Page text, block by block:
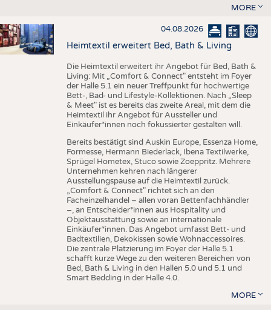
MORE
04.08.2026
Heimtextil erweitert Bed, Bath & Living
Die Heimtextil erweitert ihr Angebot für Bed, Bath &
Living: Mit „Comfort & Connect" entsteht im Foyer
der Halle 5.1 ein neuer Treffpunkt für hochwertige
Bett-, Bad- und Lifestyle-Kollektionen. Nach „Sleep
& Meet" ist es bereits das zweite Areal, mit dem die
Heimtextil ihr Angebot für Aussteller und
Einkäufer*innen noch fokussierter gestalten will.
Bereits bestätigt sind Auskin Europe, Essenza Home,
Formesse, Hermann Biederlack, Ibena Textilwerke,
Sprügel Hometex, Stuco sowie Zoeppritz. Mehrere
Unternehmen kehren nach längerer
Ausstellungspause auf die Heimtextil zurück.
„Comfort & Connect" richtet sich an den
Facheinzelhandel – allen voran Bettenfachhändler
–, an Entscheider*innen aus Hospitality und
Objektausstattung sowie an internationale
Einkäufer*innen. Das Angebot umfasst Bett- und
Badtextilien, Dekokissen sowie Wohnaccessoires.
Die zentrale Platzierung im Foyer der Halle 5.1
schafft kurze Wege zu den weiteren Bereichen von
Bed, Bath & Living in den Hallen 5.0 und 5.1 und
Smart Bedding in der Halle 4.0.
MORE